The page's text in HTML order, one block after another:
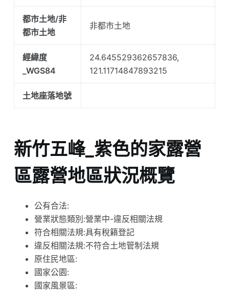
都市土地/非
都市土地
非都市土地
經緯度
_WGS84
24.645529362657836,
121.11714847893215
土地座落地號
新竹五峰_紫色的家露營
區露營地區狀況概覽
公有合法:
營業狀態類別:營業中-違反相關法規
符合相關法規:具有稅籍登記
違反相關法規:不符合土地管制法規
原住民地區:
國家公園:
國家風景區: